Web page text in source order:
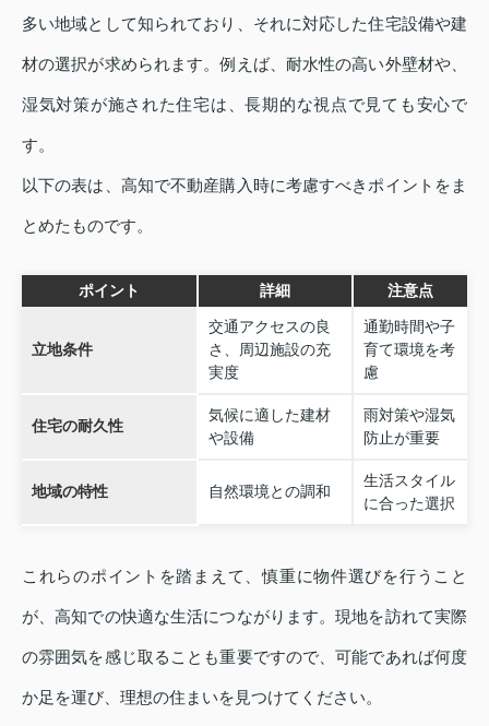
多い地域として知られており、それに対応した住宅設備や建
材の選択が求められます。例えば、耐水性の高い外壁材や、
湿気対策が施された住宅は、長期的な視点で見ても安心で
す。
以下の表は、高知で不動産購入時に考慮すべきポイントをま
とめたものです。
ポイント 詳細 注意点
立地条件
交通アクセスの良
さ、周辺施設の充
実度
通勤時間や子
育て環境を考
慮
住宅の耐久性
気候に適した建材
や設備
雨対策や湿気
防止が重要
地域の特性 自然環境との調和
生活スタイル
に合った選択
これらのポイントを踏まえて、慎重に物件選びを行うこと
が、高知での快適な生活につながります。現地を訪れて実際
の雰囲気を感じ取ることも重要ですので、可能であれば何度
か足を運び、理想の住まいを見つけてください。